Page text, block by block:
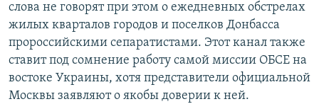
слова не говорят при этом о ежедневных обстрелах
жилых кварталов городов и поселков Донбасса
пророссийскими сепаратистами. Этот канал также
ставит под сомнение работу самой миссии ОБСЕ на
востоке Украины, хотя представители официальной
Москвы заявляют о якобы доверии к ней.